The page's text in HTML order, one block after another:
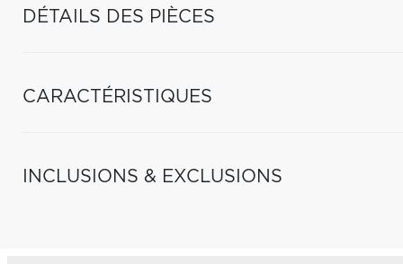
DÉTAILS DES PIÈCES
CARACTÉRISTIQUES
INCLUSIONS & EXCLUSIONS